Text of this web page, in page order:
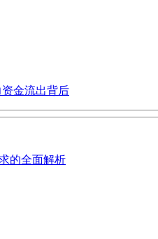
金流出背后
的全面解析